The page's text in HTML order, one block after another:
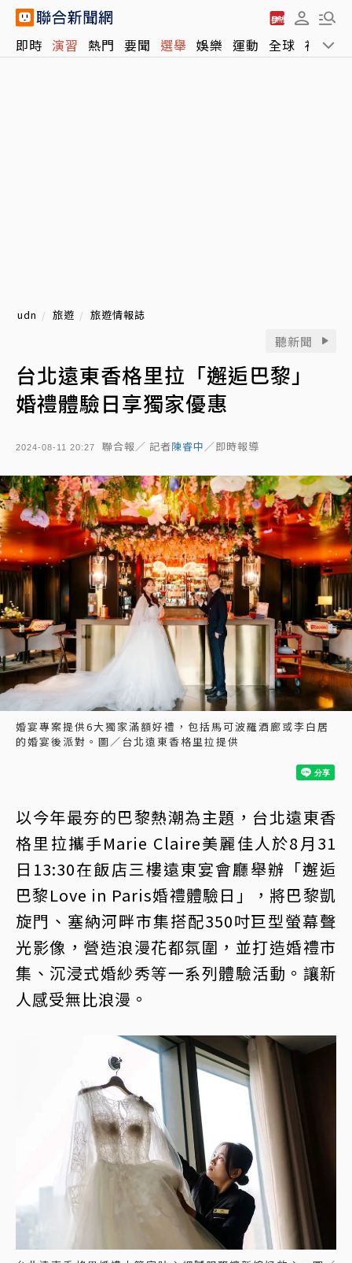
即時 演習 熱門 要聞 選舉 娛樂 運動 全球 社會
udn 旅遊 旅遊情報誌
聽新聞
台北遠東香格里拉「邂逅巴黎」
婚禮體驗日享獨家優惠
2024-08-11 20:27 聯合報／ 記者陳睿中／即時報導
婚宴專案提供6大獨家滿額好禮，包括馬可波羅酒廊或李白居
的婚宴後派對。圖／台北遠東香格里拉提供
以今年最夯的巴黎熱潮為主題，台北遠東香
格里拉攜手Marie Claire美麗佳人於8月31
日13:30在飯店三樓遠東宴會廳舉辦「邂逅
巴黎Love in Paris婚禮體驗日」，將巴黎凱
旋門、塞納河畔市集搭配350吋巨型螢幕聲
光影像，營造浪漫花都氛圍，並打造婚禮市
集、沉浸式婚紗秀等一系列體驗活動。讓新
人感受無比浪漫。